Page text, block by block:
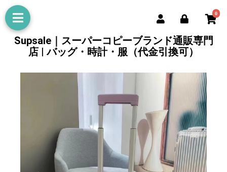
0
Supsale｜スーパーコピーブランド通販専門
店 | バッグ・時計・服（代金引換可）